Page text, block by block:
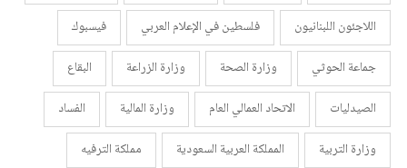
اللاجئون اللبنانيون فلسطين في الإعلام العربي
فيسبوك
جماعة الحوثي
وزارة الصحة وزارة الزراعة
البقاع
الصيدليات
الاتحاد العمالي العام وزارة المالية
الفساد
وزارة التربية
المملكة العربية السعودية
مملكة الترفيه